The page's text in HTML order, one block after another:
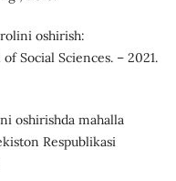
oshirish:
Social Sciences. – 2021.
oshirishda mahalla
Respublikasi